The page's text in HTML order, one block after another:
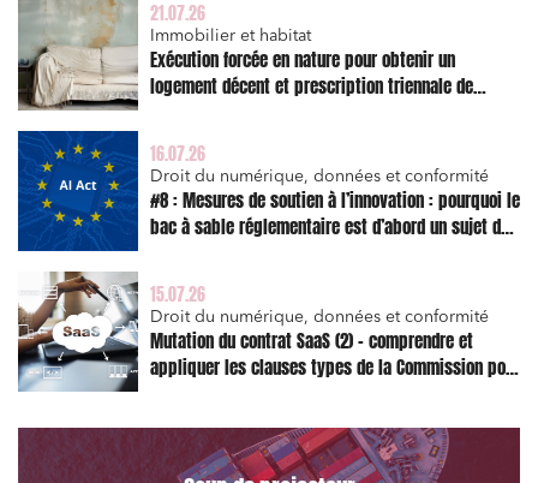
21.07.26
Immobilier et habitat
Exécution forcée en nature pour obtenir un
logement décent et prescription triennale de
16.07.26
Droit du numérique, données et conformité
#8 : Mesures de soutien à l’innovation : pourquoi le
bac à sable réglementaire est d’abord un sujet de
15.07.26
Droit du numérique, données et conformité
Mutation du contrat SaaS (2) – comprendre et
appliquer les clauses types de la Commission pour
Media et édition
Immobilier et habitat
Entreprises du numérique
Établissements financiers
Mobilité et transport
Règlement des litiges
Relations sociales et droit du travail
Services publics et collectivités
Commande publique
Projets immobiliers
Environnement